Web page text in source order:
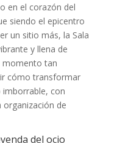
en el corazón del
siendo el epicentro
un sitio más, la Sala
y llena de
momento tan
cómo transformar
con
de
del ocio